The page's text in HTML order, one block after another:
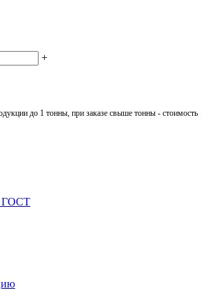
+
до 1 тонны, при заказе свыше тонны - стоимость
ГОСТ